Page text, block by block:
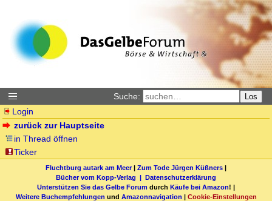
Suche: Los
Login
zurück zur Hauptseite
in Thread öffnen
Ticker
Fluchtburg autark am Meer| Zum Tode Jürgen Küßners |
Bücher vom Kopp-Verlag | Datenschutzerklärung
Unterstützen Sie das Gelbe Forum durch Käufe bei Amazon! |
Weitere Buchempfehlungen und Amazonnavigation | Cookie-Einstellungen